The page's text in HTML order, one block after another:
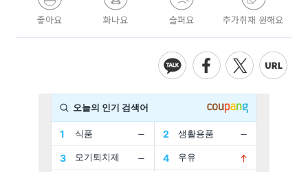
좋아요 화나요 슬퍼요 추가취재 원해요